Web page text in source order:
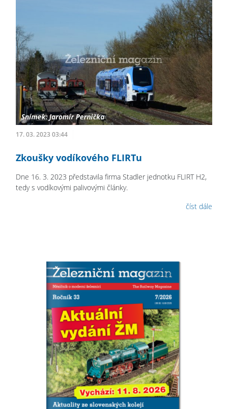
17. 03. 2023 03:44
Zkoušky vodíkového FLIRTu
Dne 16. 3. 2023 představila firma Stadler jednotku FLIRT H2,
tedy s vodíkovými palivovými články.
číst dále